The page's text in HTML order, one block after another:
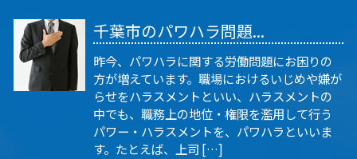
千葉市のパワハラ問題...
昨今、パワハラに関する労働問題にお困りの
方が増えています。職場におけるいじめや嫌が
らせをハラスメントといい、ハラスメントの
中でも、職務上の地位・権限を濫用して行う
パワー・ハラスメントを、パワハラといいま
す。たとえば、上司 […]